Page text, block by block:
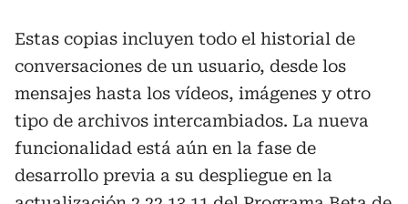
Estas copias incluyen todo el historial de
conversaciones de un usuario, desde los
mensajes hasta los vídeos, imágenes y otro
tipo de archivos intercambiados. La nueva
funcionalidad está aún en la fase de
desarrollo previa a su despliegue en la